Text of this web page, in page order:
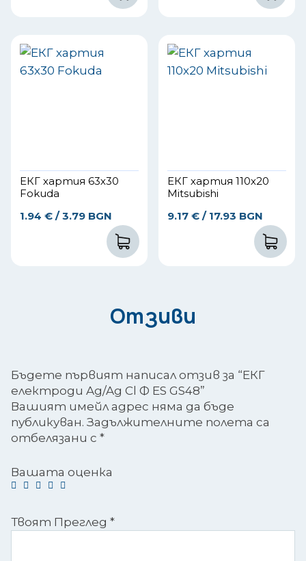
ЕКГ хартия 63х30
Fokuda
1.94 € / 3.79 BGN
ЕКГ хартия 110х20
Mitsubishi
9.17 € / 17.93 BGN
Отзиви
Бъдете първият написал отзив за “ЕКГ
електроди Ag/Ag Cl Ф ES GS48”
Вашият имейл адрес няма да бъде
публикуван. Задължителните полета са
отбелязани с *
Вашата оценка
Твоят Преглед *